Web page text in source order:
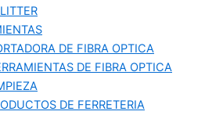
DE FIBRA OPTICA
DE FIBRA OPTICA
DE FERRETERIA